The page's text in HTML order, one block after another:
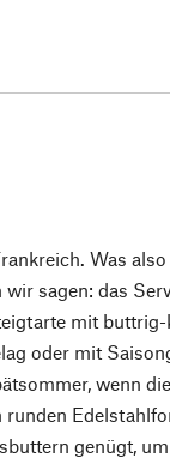
Was
sagen: das
mit
oder mit
wenn
genügt,